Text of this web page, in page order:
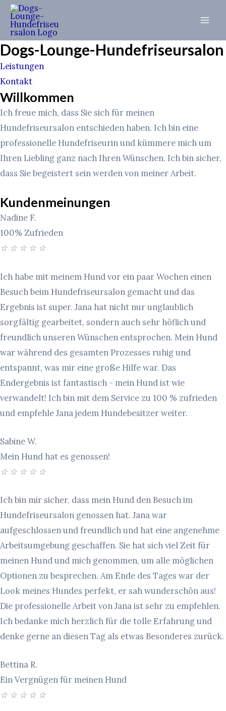
Zum
Inhalt
springen
Dogs-Lounge-Hundefriseursalon
Leistungen
Kontakt
Willkommen
Ich freue mich, dass Sie sich für meinen
Hundefriseursalon entschieden haben. Ich bin eine
professionelle Hundefriseurin und kümmere mich um
Ihren Liebling ganz nach Ihren Wünschen. Ich bin sicher,
dass Sie begeistert sein werden von meiner Arbeit.
Kundenmeinungen
Nadine F.
100% Zufrieden
☆ ☆ ☆ ☆ ☆
Ich habe mit meinem Hund vor ein paar Wochen einen
Besuch beim Hundefriseursalon gemacht und das
Ergebnis ist super. Jana hat nicht nur unglaublich
sorgfältig gearbeitet, sondern auch sehr höflich und
freundlich unseren Wünschen entsprochen. Mein Hund
war während des gesamten Prozesses ruhig und
entspannt, was mir eine große Hilfe war. Das
Endergebnis ist fantastisch - mein Hund ist wie
verwandelt! Ich bin mit dem Service zu 100 % zufrieden
und empfehle Jana jedem Hundebesitzer weiter.
Sabine W.
Mein Hund hat es genossen!
☆ ☆ ☆ ☆ ☆
Ich bin mir sicher, dass mein Hund den Besuch im
Hundefriseursalon genossen hat. Jana war
aufgeschlossen und freundlich und hat eine angenehme
Arbeitsumgebung geschaffen. Sie hat sich viel Zeit für
meinen Hund und mich genommen, um alle möglichen
Optionen zu besprechen. Am Ende des Tages war der
Look meines Hundes perfekt, er sah wunderschön aus!
Die professionelle Arbeit von Jana ist sehr zu empfehlen.
Ich bedanke mich herzlich für die tolle Erfahrung und
denke gerne an diesen Tag als etwas Besonderes zurück.
Bettina R.
Ein Vergnügen für meinen Hund
☆ ☆ ☆ ☆ ☆